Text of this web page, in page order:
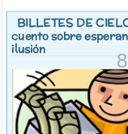
BILLETES DE
cuento sobre
ilusión